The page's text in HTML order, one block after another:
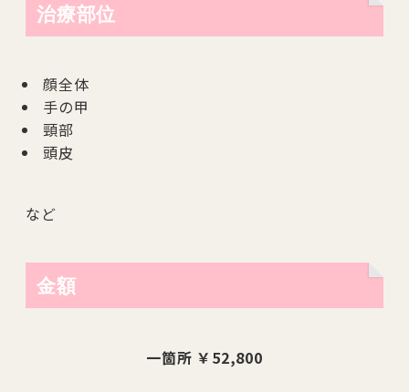
治療部位
顔全体
手の甲
頸部
頭皮
など
金額
一箇所 ￥52,800